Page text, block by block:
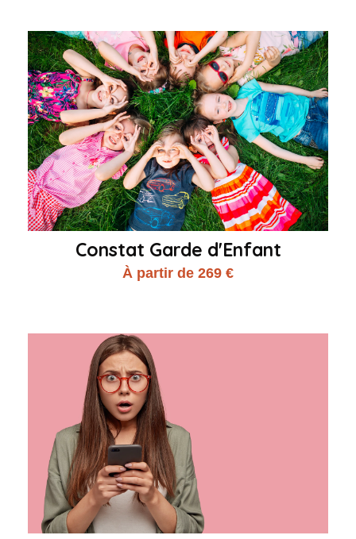
Constat Garde d'Enfant
À partir de 269 €